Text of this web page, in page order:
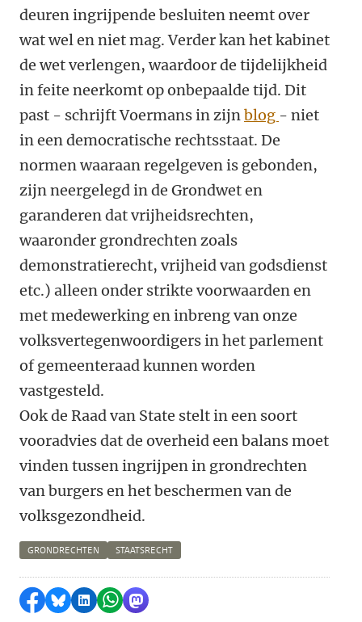
deuren ingrijpende besluiten neemt over
wat wel en niet mag. Verder kan het kabinet
de wet verlengen, waardoor de tijdelijkheid
in feite neerkomt op onbepaalde tijd. Dit
past - schrijft Voermans in zijnblog - niet
in een democratische rechtsstaat. De
normen waaraan regelgeven is gebonden,
zijn neergelegd in de Grondwet en
garanderen dat vrijheidsrechten,
waaronder grondrechten zoals
demonstratierecht, vrijheid van godsdienst
etc.) alleen onder strikte voorwaarden en
met medewerking en inbreng van onze
volksvertegenwoordigers in het parlement
of gemeenteraad kunnen worden
vastgesteld.
Ook de Raad van State stelt in een soort
vooradvies dat de overheid een balans moet
vinden tussen ingrijpen in grondrechten
van burgers en het beschermen van de
volksgezondheid.
GRONDRECHTEN STAATSRECHT
Delen op Facebook
Delen via Bluesky
Delen op LinkedIn
Delen via WhatsApp
Delen via Mastodon